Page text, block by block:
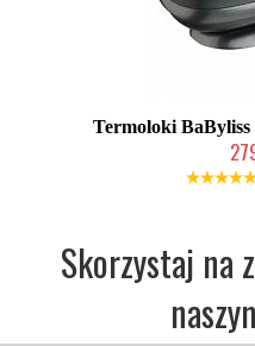
Termoloki
Duża ilość
Skorzystaj na